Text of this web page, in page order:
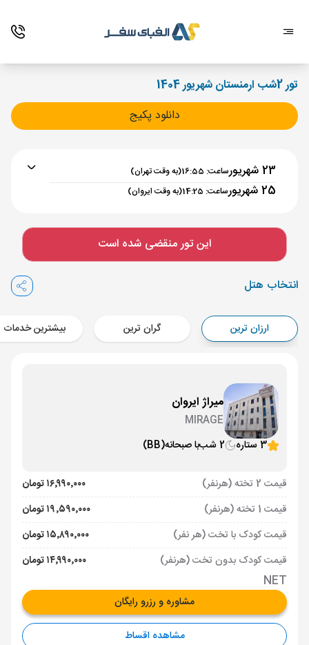
تور 2شب ارمنستان شهریور 1404
دانلود پکیج
23 شهریور ساعت: 16:55 (به وقت تهران)
25 شهریور ساعت: 14:25 (به وقت ایروان)
تهران , فرودگاه بین‌المللی امام خمینی IKA
مدت پرواز :
ایروان ,
Aircraft - کاسپین (Economy)
برنامه برگشت :25 شهریور ساعت: 14:25
مدت پرواز :02:00
تهران , فرودگاه بین‌المللی امام خمینی IKA
Aircraft - کاسپین (Economy)
این تور منقضی شده است
انتخاب هتل
ارزان ترین گران ترین بیشترین خدمات
میراژ ایروان
MIRAGE
3 ستاره
2 شب با صبحانه(BB)
قیمت 2 تخته (هرنفر)
۱۶٬۹۹۰٬۰۰۰ تومان
قیمت 1 تخته (هرنفر)
۱۹٬۵۹۰٬۰۰۰ تومان
قیمت کودک با تخت (هر نفر)
۱۵٬۸۹۰٬۰۰۰ تومان
قیمت کودک بدون تخت (هرنفر)
۱۴٬۹۹۰٬۰۰۰ تومان
NET
مشاوره و رزرو رایگان
مشاهده اقساط